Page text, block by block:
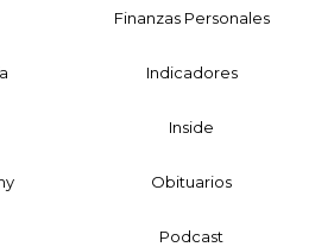
Finanzas Personales
Indicadores
Inside
Obituarios
Podcast